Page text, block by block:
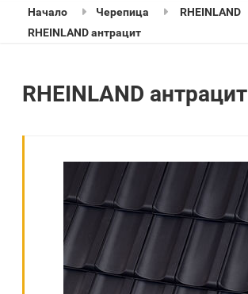
Начало Черепица
RHEINLAND
RHEINLAND антрацит
RHEINLAND антрацит